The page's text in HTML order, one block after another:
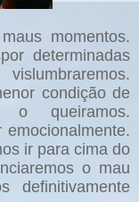
momentos.
determinadas
condição de
o queiramos.
ir para cima do
o mau
definitivamente